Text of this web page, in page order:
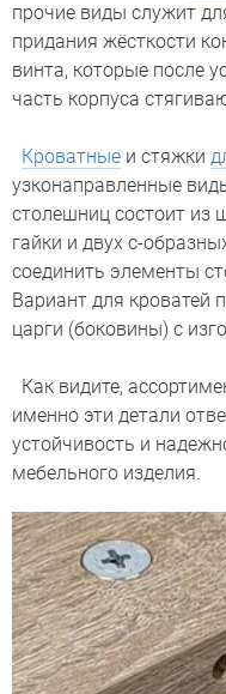
прочие виды служит
придания жёсткости
винта, которые после
часть корпуса
Кроватные и стяжки
узконаправленные
столешниц состоит из
гайки и двух с-
соединить элементы
Вариант для кроватей
царги (боковины) с
Как видите,
именно эти детали
устойчивость и
мебельного изделия.